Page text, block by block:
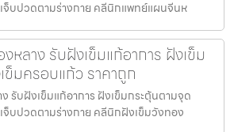
เจ็บปวดตามร่างกาย คลีนิกแพทย์แผนจีนห
หลาง รับฝังเข็มแก้อาการ ฝังเข็ม
มครอบแก้ว ราคาถูก
รับฝังเข็มแก้อาการ ฝังเข็มกระตุ้นตามจุด
เจ็บปวดตามร่างกาย คลีนิกฝังเข็มวังทอง